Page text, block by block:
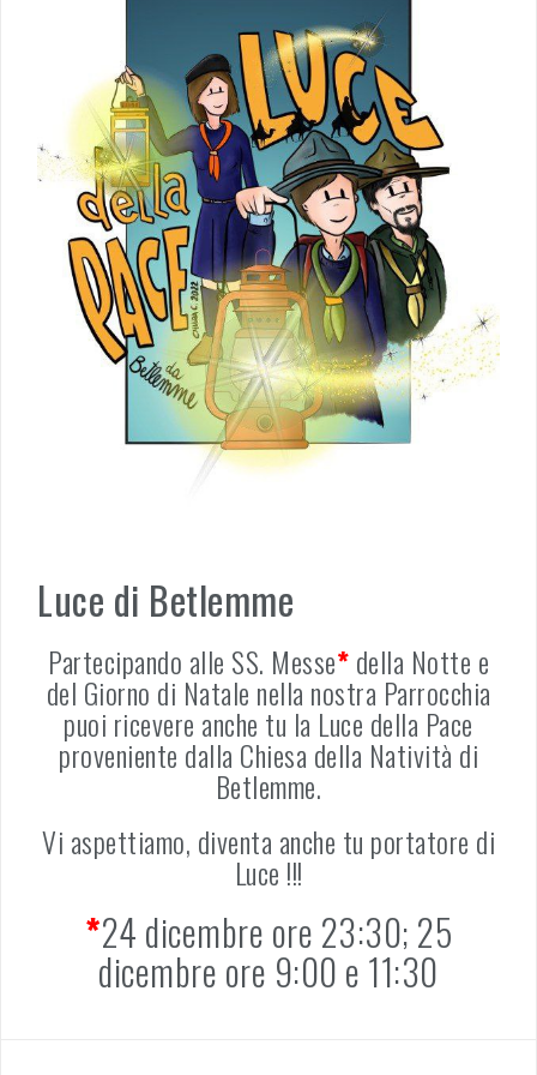
Luce di Betlemme
Partecipando alle SS. Messe*della Notte e
del Giorno di Natale nella nostra Parrocchia
puoi ricevere anche tu la Luce della Pace
proveniente dalla Chiesa della Natività di
Betlemme.
Vi aspettiamo, diventa anche tu portatore di
Luce !!!
*24 dicembre ore 23:30; 25
dicembre ore 9:00 e 11:30